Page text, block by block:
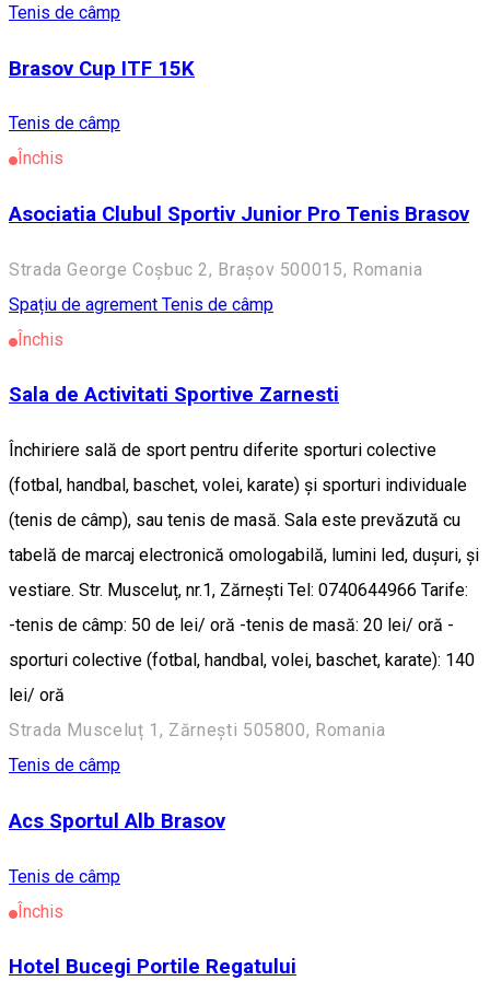
Tenis de câmp
Brasov Cup ITF 15K
Tenis de câmp
Închis
Asociatia Clubul Sportiv Junior Pro Tenis Brasov
Strada George Coșbuc 2, Brașov 500015, Romania
Spațiu de agrement Tenis de câmp
Închis
Sala de Activitati Sportive Zarnesti
Închiriere sală de sport pentru diferite sporturi colective
(fotbal, handbal, baschet, volei, karate) și sporturi individuale
(tenis de câmp), sau tenis de masă. Sala este prevăzută cu
tabelă de marcaj electronică omologabilă, lumini led, dușuri, și
vestiare. Str. Musceluț, nr.1, Zărnești Tel: 0740644966 Tarife:
-tenis de câmp: 50 de lei/ oră -tenis de masă: 20 lei/ oră -
sporturi colective (fotbal, handbal, volei, baschet, karate): 140
lei/ oră
Strada Musceluț 1, Zărnești 505800, Romania
Tenis de câmp
Acs Sportul Alb Brasov
Tenis de câmp
Închis
Hotel Bucegi Portile Regatului